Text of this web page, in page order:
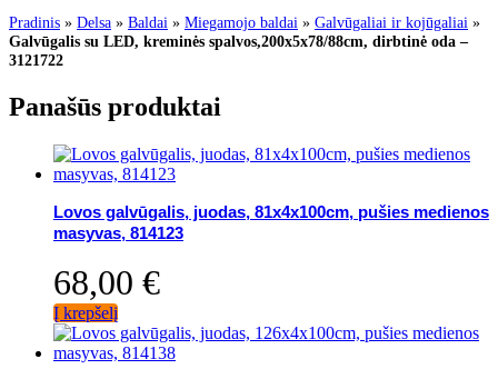
Pradinis » Delsa » Baldai » Miegamojo baldai » Galvūgaliai ir kojūgaliai »
Galvūgalis su LED, kreminės spalvos,200x5x78/88cm, dirbtinė oda –
3121722
Panašūs produktai
Lovos galvūgalis, juodas, 81x4x100cm, pušies medienos
masyvas, 814123
68,00 €
Į krepšelį